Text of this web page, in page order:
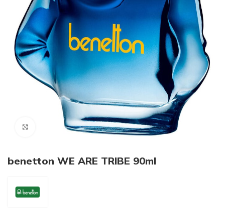
Click to enlarge
benetton WE ARE TRIBE 90ml